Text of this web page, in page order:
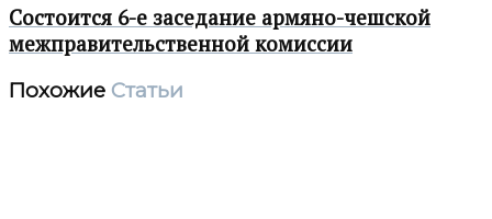
Состоится 6-е заседание армяно-чешской
межправительственной комиссии
Похожие Статьи